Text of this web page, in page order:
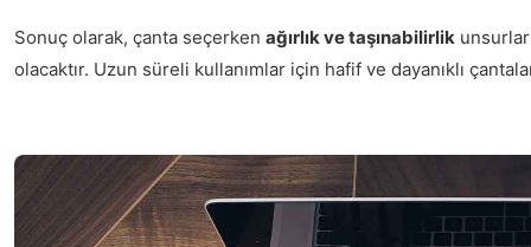
Sonuç olarak, çanta seçerken ağırlık ve taşınabilirlik
olacaktır. Uzun süreli kullanımlar için hafif ve dayanıklı